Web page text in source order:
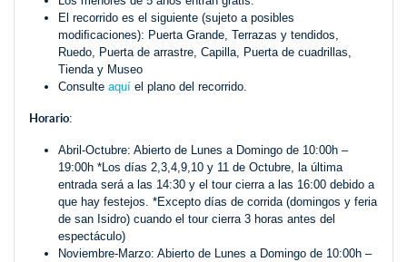
El recorrido es el siguiente (sujeto a posibles
modiﬁcaciones): Puerta Grande, Terrazas y tendidos,
Ruedo, Puerta de arrastre, Capilla, Puerta de cuadrillas,
Tienda y Museo
Consulte aquí el plano del recorrido.
Horario:
Abril-Octubre: Abierto de Lunes a Domingo de 10:00h –
19:00h *Los días 2,3,4,9,10 y 11 de Octubre, la última
entrada será a las 14:30 y el tour cierra a las 16:00 debido a
que hay festejos. *Excepto días de corrida (domingos y feria
de san Isidro) cuando el tour cierra 3 horas antes del
espectáculo)
Noviembre-Marzo: Abierto de Lunes a Domingo de 10:00h –